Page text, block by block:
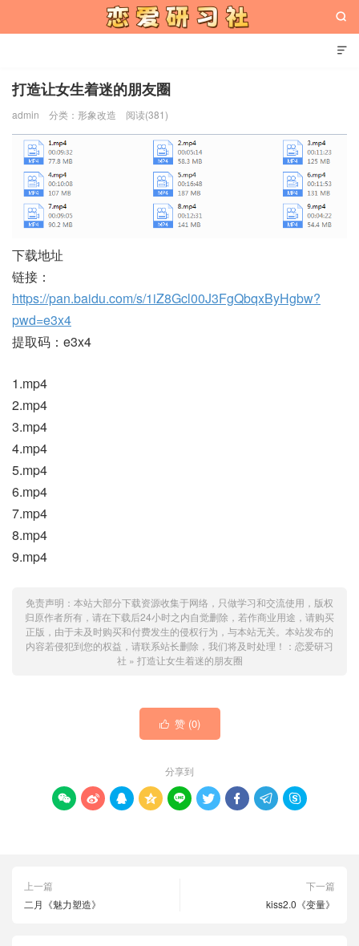
恋爱研习社


打造让女生着迷的朋友圈
admin 分类： 形象改造 阅读(381)
下载地址
链接：
https://pan.baidu.com/s/1iZ8Gcl00J3FgQbqxByHgbw?
pwd=e3x4
提取码：e3x4
1.mp4
2.mp4
3.mp4
4.mp4
5.mp4
6.mp4
7.mp4
8.mp4
9.mp4
免责声明：本站大部分下载资源收集于网络，只做学习和交流使用，版权
归原作者所有，请在下载后24小时之内自觉删除，若作商业用途，请购买
正版，由于未及时购买和付费发生的侵权行为，与本站无关。本站发布的
内容若侵犯到您的权益，请联系站长删除，我们将及时处理！： 恋爱研习
社 » 打造让女生着迷的朋友圈
 赞 (0)
分享到
        
上一篇
二月《魅力塑造》
下一篇
kiss2.0《变量》